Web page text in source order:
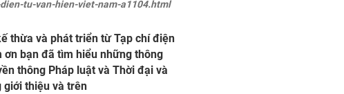
tu-van-hien-viet-nam-a1104.html
thừa và phát triển từ Tạp chí điện
ơn bạn đã tìm hiểu những thông
thông Pháp luật và Thời đại và
giới thiệu và trên